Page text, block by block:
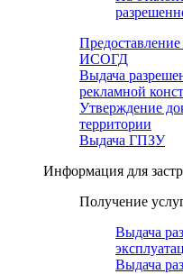
ИСОГД
Выдача
рекламной
Утверждение
территории
Выдача ГПЗУ
Информация для
Получение
Выдача
Выдача